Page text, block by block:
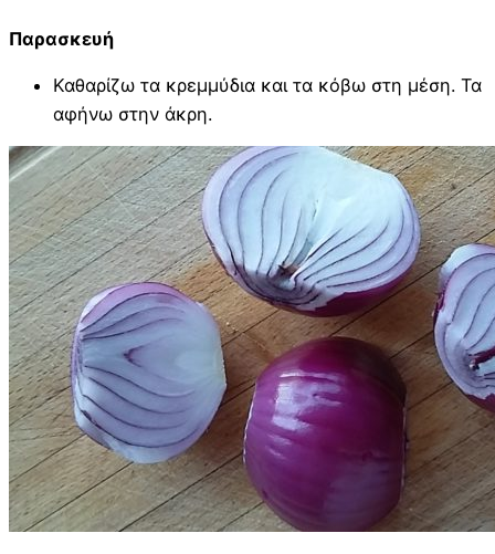
Παρασκευή
Καθαρίζω τα κρεμμύδια και τα κόβω στη μέση. Τα
αφήνω στην άκρη.